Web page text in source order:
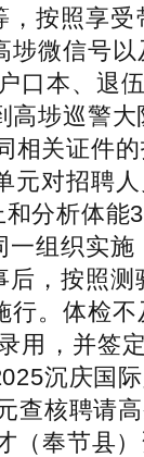
按照享
微信号
本、退
埗巡警
关证件
对招聘
分析体
组织实
，按照
。体检
，并签
沉庆国
核聘请
奉节县